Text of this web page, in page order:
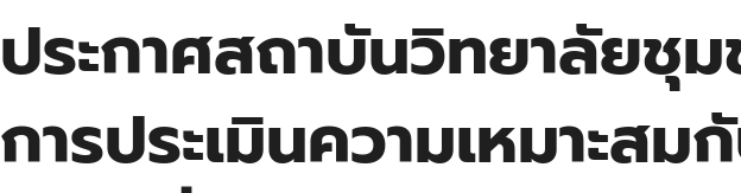
ประกาศสถาบันวิทยาลัยชุ
การประเมินความเหมาะส